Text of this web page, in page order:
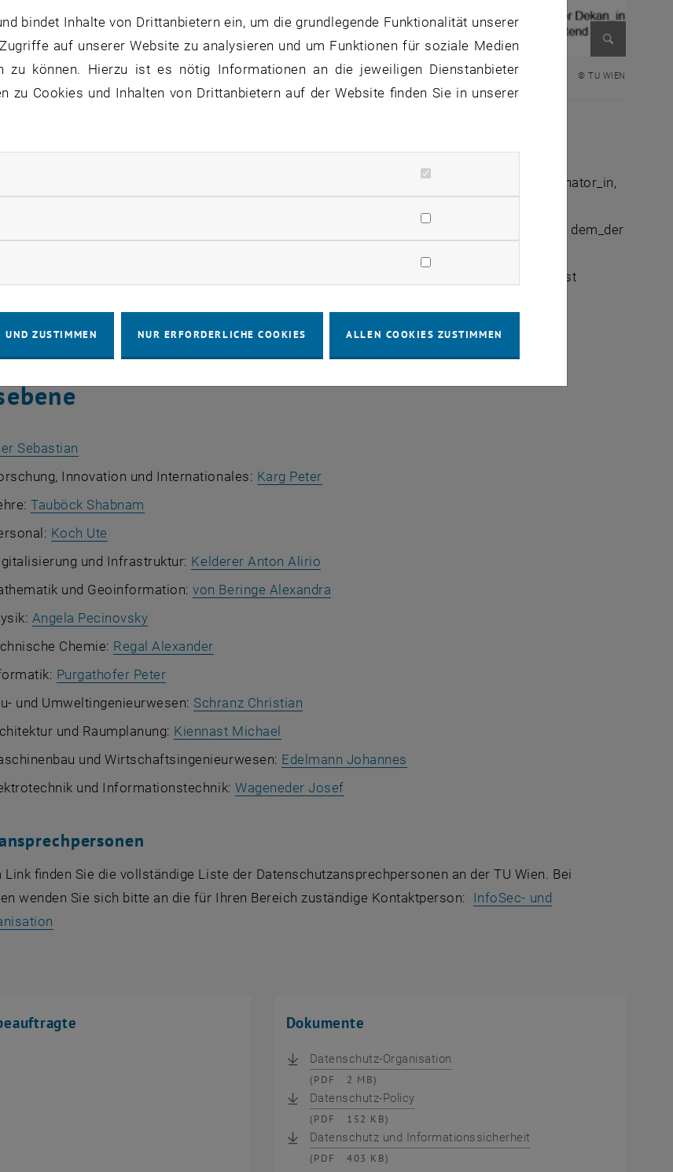
© TU WIEN
in jedem Rektoratsressort gibt es verpflichtend eine_n Datenschutzkoordinator_in,
des zentralen Bereichs gibt es verpflichtend eine Datenschutzansprechperson, die sich mit dem_der
die Ernennung einer Datenschutzansprechperson im Ermessen des_der Dekan_in und ist
auf Rektorats- und
Sebastian
Innovation und Internationales: Karg Peter
Tauböck Shabnam
Koch Ute
und Infrastruktur: Kelderer Anton Alirio
und Geoinformation:von Beringe Alexandra
Angela Pecinovsky
Chemie: Regal Alexander
Purgathofer Peter
und Umweltingenieurwesen: Schranz Christian
und Raumplanung: Kiennast Michael
und Wirtschaftsingenieurwesen: Edelmann Johannes
und Informationstechnik:Wageneder Josef
finden Sie die vollständige Liste der Datenschutzansprechpersonen an der TU Wien. Bei
wenden Sie sich bitte an die für Ihren Bereich zuständige Kontaktperson: InfoSec- und
Dokumente
Datenschutz-Organisation
(PDF 2 MB)
Datenschutz-Policy
(PDF 152 KB)
​​​​​​​Datenschutz und Informationssicherheit
(PDF 403 KB)
bindet Inhalte von Drittanbietern ein, um die grundlegende Funktionalität unserer
auf unserer Website zu analysieren und um Funktionen für soziale Medien
zu können. Hierzu ist es nötig Informationen an die jeweiligen Dienstanbieter
zu Cookies und Inhalten von Drittanbietern auf der Website finden Sie in unserer
Cookies zulassen
UND ZUSTIMMEN NUR ERFORDERLICHE COOKIES ALLEN COOKIES ZUSTIMMEN